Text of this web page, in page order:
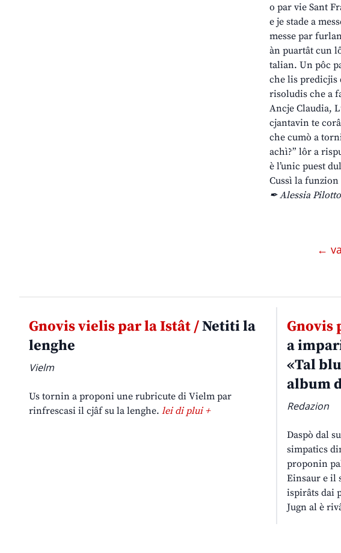
o par vie Sant
e je stade a
messe par
àn puartât cun
talian. Un pôc
che lis predicjis
risoludis che a
Ancje Claudia,
cjantavin te
che cumò a
achì?” lôr a
è l’unic puest
Cussì la
✒ Alessia Pilotto
←
Gnovis vielis par la Istât /Netiti la
lenghe
Vielm
Us tornin a proponi une rubricute di Vielm par
rinfrescasi il cjâf su la lenghe. lei di plui +
Gnovis
a
«Tal
album
Redazion
Daspò dal
simpatics
proponin
Einsaur e il
ispirâts dai
Jugn al è